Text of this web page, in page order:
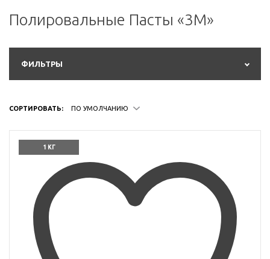
Полировальные Пасты «3M»
ФИЛЬТРЫ
СОРТИРОВАТЬ: ПО УМОЛЧАНИЮ
1 КГ